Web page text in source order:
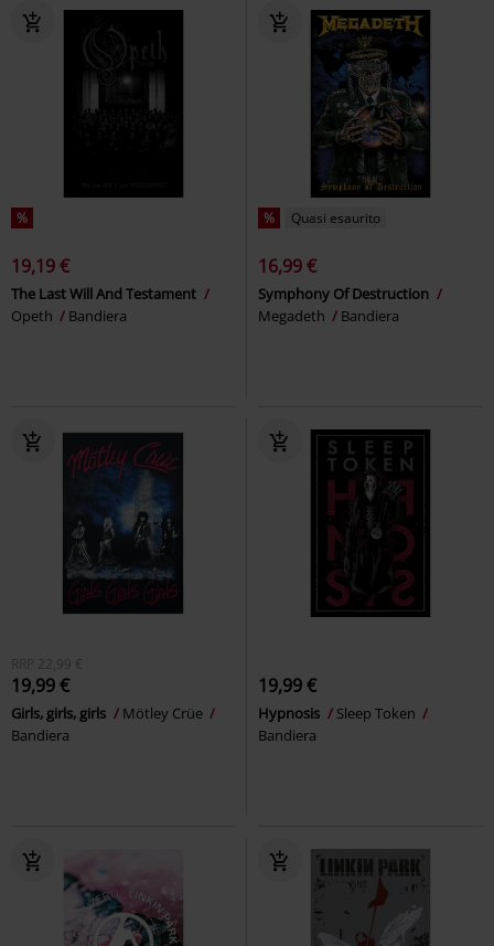
%
19,19 €
The Last Will And Testament
Opeth
Bandiera
% Quasi esaurito
16,99 €
Symphony Of Destruction
Megadeth
Bandiera
RRP 22,99 €
19,99 €
Girls, girls, girls
Mötley Crüe
Bandiera
19,99 €
Hypnosis
Sleep Token
Bandiera